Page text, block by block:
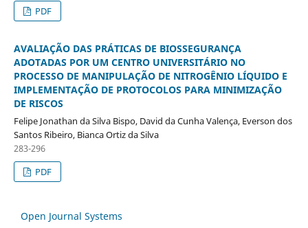
PDF
AVALIAÇÃO DAS PRÁTICAS DE BIOSSEGURANÇA
ADOTADAS POR UM CENTRO UNIVERSITÁRIO NO
PROCESSO DE MANIPULAÇÃO DE NITROGÊNIO LÍQUIDO E
IMPLEMENTAÇÃO DE PROTOCOLOS PARA MINIMIZAÇÃO
DE RISCOS
Felipe Jonathan da Silva Bispo, David da Cunha Valença, Everson dos
Santos Ribeiro, Bianca Ortiz da Silva
283-296
PDF
Open Journal Systems